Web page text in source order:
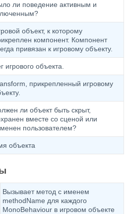
ли поведение активным и
объект, к которому
компонент. Компонент
привязан к игровому объекту.
игрового объекта.
прикрепленный игровому
ли объект быть скрыт,
вместе со сценой или
пользователем?
объекта
Вызывает метод с именем
methodName для каждого
MonoBehaviour в игровом объекте